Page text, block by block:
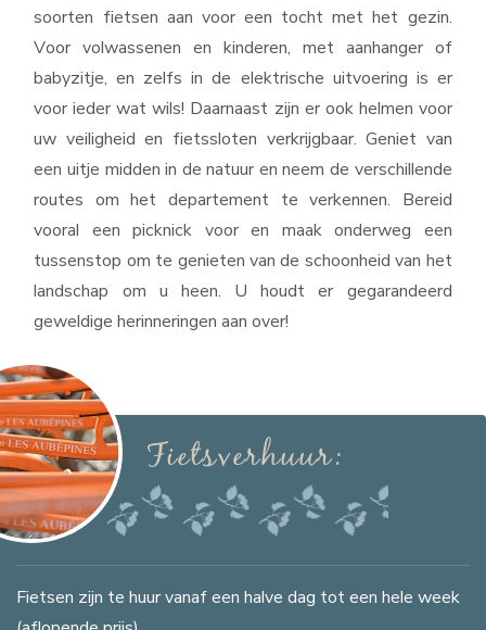
soorten fietsen aan voor een tocht met het gezin.
Voor volwassenen en kinderen, met aanhanger of
babyzitje, en zelfs in de elektrische uitvoering is er
voor ieder wat wils! Daarnaast zijn er ook helmen voor
uw veiligheid en fietssloten verkrijgbaar. Geniet van
een uitje midden in de natuur en neem de verschillende
routes om het departement te verkennen. Bereid
vooral een picknick voor en maak onderweg een
tussenstop om te genieten van de schoonheid van het
landschap om u heen. U houdt er gegarandeerd
geweldige herinneringen aan over!
Fietsverhuur:
Fietsen zijn te huur vanaf een halve dag tot een hele week